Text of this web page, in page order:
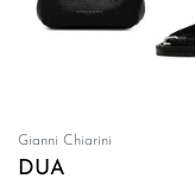
Gianni Chiarini
DUA